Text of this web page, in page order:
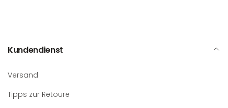
Kundendienst
Versand
Tipps zur Retoure